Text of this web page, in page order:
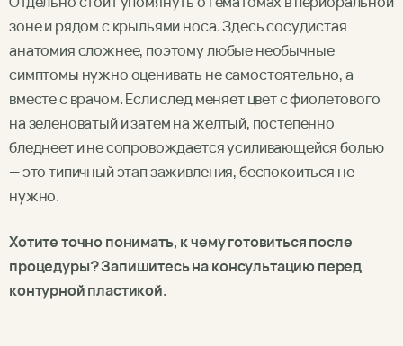
зоне и рядом с крыльями носа. Здесь сосудистая
анатомия сложнее, поэтому любые необычные
симптомы нужно оценивать не самостоятельно, а
вместе с врачом. Если след меняет цвет с фиолетового
на зеленоватый и затем на желтый, постепенно
бледнеет и не сопровождается усиливающейся болью
— это типичный этап заживления, беспокоиться не
нужно.
Хотите точно понимать, к чему готовиться после
процедуры? Запишитесь на консультацию перед
контурной пластикой.